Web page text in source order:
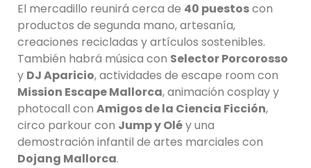
El mercadillo reunirá cerca de 40 puestoscon
productos de segunda mano, artesanía,
creaciones recicladas y artículos sostenibles.
También habrá música con Selector Porcorosso
y DJ Aparicio, actividades de escape room con
Mission Escape Mallorca, animación cosplay y
photocall con Amigos de la Ciencia Ficción,
circo parkour con Jump y Oléy una
demostración infantil de artes marciales con
Dojang Mallorca.